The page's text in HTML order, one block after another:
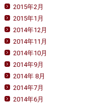
2015年2月
2015年1月
2014年12月
2014年11月
2014年10月
2014年9月
2014年 8月
2014年7月
2014年6月